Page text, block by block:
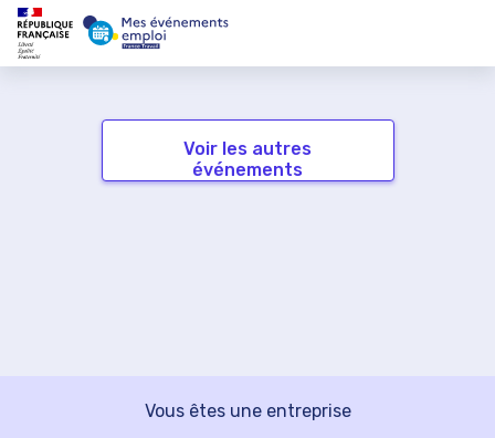
Voir les autres
événements
Vous êtes une entreprise